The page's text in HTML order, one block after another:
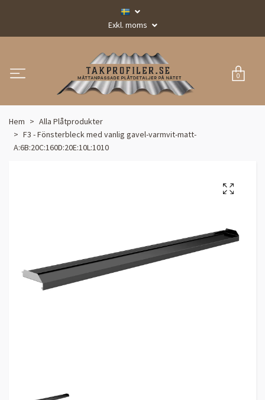
Exkl. moms
0
Hem
Alla Plåtprodukter
F3 - Fönsterbleck med vanlig gavel-varmvit-matt-
A:6B:20C:160D:20E:10L:1010